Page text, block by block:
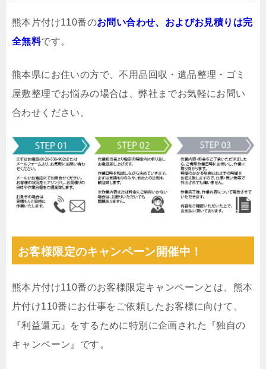
熊本片付け110番のお問い合わせ、およびお見積りは完
全無料です。
熊本県にお住いの方で、不用品回収・遺品整理・ゴミ
屋敷整理でお悩みの場合は、弊社までお気軽にお問い
合わせください。
お客様限定のキャンペーン開催中！
熊本片付け110番のお客様限定キャンペーンとは、熊本
片付け110番にお仕事をご依頼したお客様に向けて、
『利益還元』をするために特別に企画された『独自の
キャンペーン』です。